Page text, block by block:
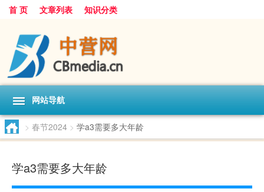
首 页 文章列表 知识分类
网站导航
> 春节2024 > 学a3需要多大年龄
学a3需要多大年龄